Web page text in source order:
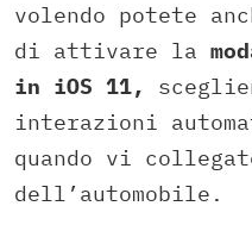
volendo potete
di attivare la
in iOS 11,
interazioni
quando vi
dell’automobile.